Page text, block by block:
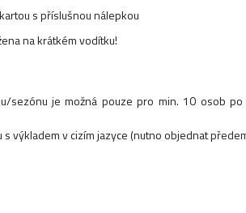
s příslušnou nálepkou
ena na krátkém vodítku!
je možná pouze pro min. 10 osob
výkladem v cizím jazyce (nutno objednat